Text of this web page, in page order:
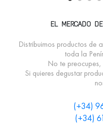
EL MERCADO
Distribuimos productos de
toda la
No te
Si quieres degustar
(+34)
(+34)